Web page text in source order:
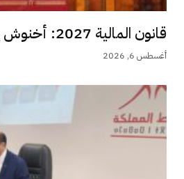
قانون المالية 2027: أخنوش يبقي على دعم...
أغسطس 6, 2026